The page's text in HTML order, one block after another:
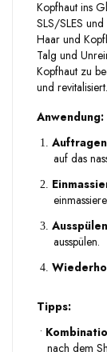
Kopfhaut ins
SLS/SLES
Haar und
Talg und
Kopfhaut zu
und revitalisiert.
Anwendung:
1.
auf das
2.
3.
ausspülen.
4.
Tipps:
•
nach dem